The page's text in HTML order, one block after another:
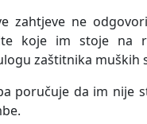
zahtjeve ne
koje im stoje na
zaštitnika muških
poručuje da im nije